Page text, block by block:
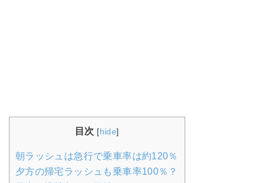
目次 [hide]
朝ラッシュは急行で乗車率は約120％
夕方の帰宅ラッシュも乗車率100％？